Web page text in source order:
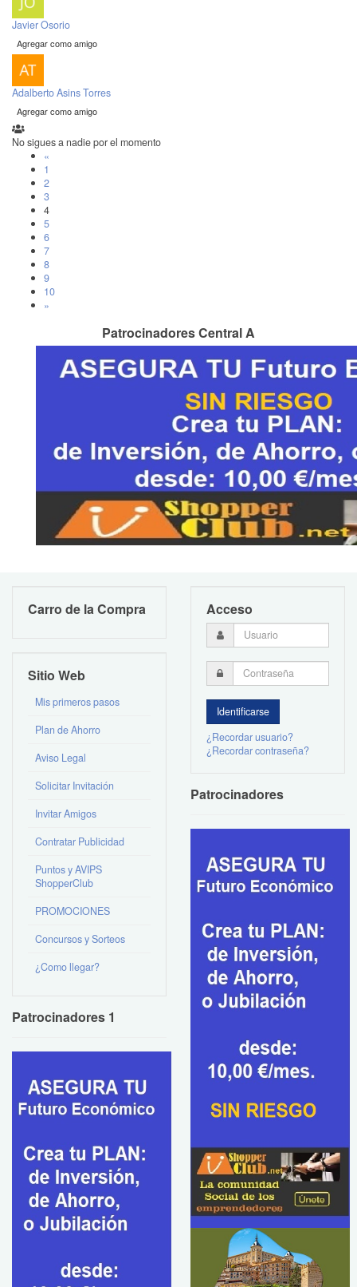
Javier Osorio
Agregar como amigo
Adalberto Asins Torres
Agregar como amigo
No sigues a nadie por el momento
«
1
2
3
4
5
6
7
8
9
10
»
Patrocinadores Central A
Carro de la Compra
Sitio Web
Mis primeros pasos
Plan de Ahorro
Aviso Legal
Solicitar Invitación
Invitar Amigos
Contratar Publicidad
Puntos y AVIPS
ShopperClub
PROMOCIONES
Concursos y Sorteos
¿Como llegar?
Patrocinadores 1
Acceso
¿Recordar usuario?
¿Recordar contraseña?
Patrocinadores